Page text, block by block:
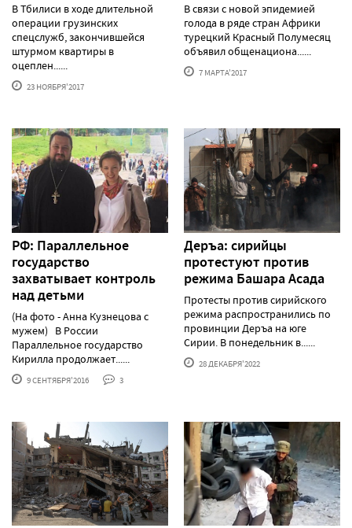
В Тбилиси в ходе длительной
операции грузинских
спецслужб, закончившейся
штурмом квартиры в
оцеплен......
23 НОЯБРЯ'2017
В связи с новой эпидемией
голода в ряде стран Африки
турецкий Красный Полумесяц
объявил общенациона......
7 МАРТА'2017
РФ: Параллельное
государство
захватывает контроль
над детьми
(На фото - Анна Кузнецова с
мужем) В России
Параллельное государство
Кирилла продолжает......
9 СЕНТЯБРЯ'2016 3
Деръа: сирийцы
протестуют против
режима Башара Асада
Протесты против сирийского
режима распространились по
провинции Деръа на юге
Сирии. В понедельник в......
28 ДЕКАБРЯ'2022